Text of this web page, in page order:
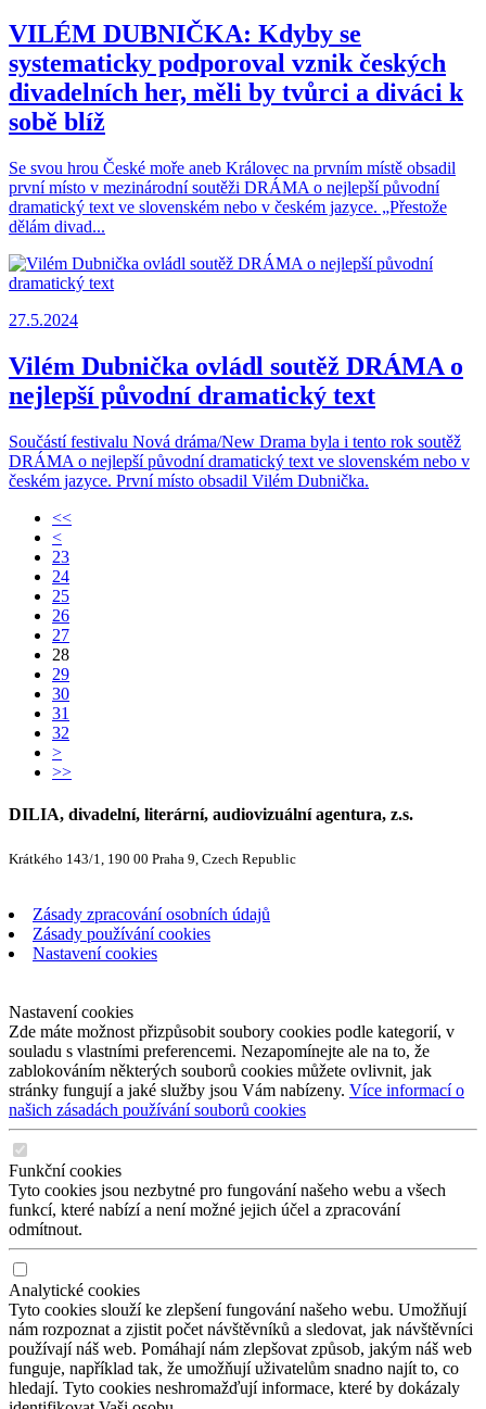
VILÉM DUBNIČKA: Kdyby se
systematicky podporoval vznik českých
divadelních her, měli by tvůrci a diváci k
sobě blíž
Se svou hrou České moře aneb Královec na prvním místě obsadil
první místo v mezinárodní soutěži DRÁMA o nejlepší původní
dramatický text ve slovenském nebo v českém jazyce. „Přestože
dělám divad...
27.5.2024
Vilém Dubnička ovládl soutěž DRÁMA o
nejlepší původní dramatický text
Součástí festivalu Nová dráma/New Drama byla i tento rok soutěž
DRÁMA o nejlepší původní dramatický text ve slovenském nebo v
českém jazyce. První místo obsadil Vilém Dubnička.
<<
<
23
24
25
26
27
28
29
30
31
32
>
>>
DILIA, divadelní, literární, audiovizuální agentura, z.s.
Krátkého 143/1, 190 00 Praha 9, Czech Republic
Zásady zpracování osobních údajů
Zásady používání cookies
Nastavení cookies
Nastavení cookies
Zde máte možnost přizpůsobit soubory cookies podle kategorií, v
souladu s vlastními preferencemi. Nezapomínejte ale na to, že
zablokováním některých souborů cookies můžete ovlivnit, jak
stránky fungují a jaké služby jsou Vám nabízeny. Více informací o
našich zásadách používání souborů cookies
Funkční cookies
Tyto cookies jsou nezbytné pro fungování našeho webu a všech
funkcí, které nabízí a není možné jejich účel a zpracování
odmítnout.
Analytické cookies
Tyto cookies slouží ke zlepšení fungování našeho webu. Umožňují
nám rozpoznat a zjistit počet návštěvníků a sledovat, jak návštěvníci
používají náš web. Pomáhají nám zlepšovat způsob, jakým náš web
funguje, například tak, že umožňují uživatelům snadno najít to, co
hledají. Tyto cookies neshromažďují informace, které by dokázaly